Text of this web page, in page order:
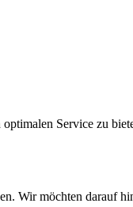
Service zu
Wir möchten darauf